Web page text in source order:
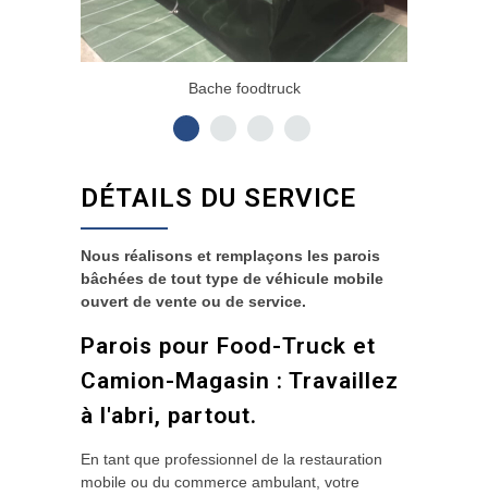
Bache foodtruck
DÉTAILS DU SERVICE
Nous réalisons et remplaçons les parois
bâchées de tout type de véhicule mobile
ouvert de vente ou de service.
Parois pour Food-Truck et
Camion-Magasin : Travaillez
à l'abri, partout.
En tant que professionnel de la restauration
mobile ou du commerce ambulant, votre